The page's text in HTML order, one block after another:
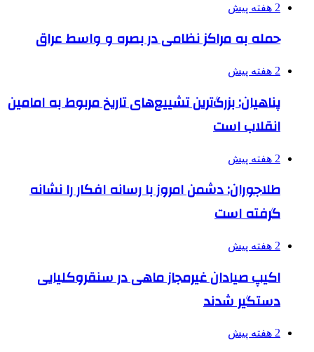
2 هفته پیش
حمله به مراکز نظامی در بصره و واسط عراق
2 هفته پیش
پناهیان: بزرگ‌ترین تشییع‌های تاریخ مربوط به امامین
انقلاب است
2 هفته پیش
طلاجوران: دشمن امروز با رسانه افکار را نشانه
گرفته است
2 هفته پیش
اکیپ صیادان غیرمجاز ماهی در سنقروکلیایی
دستگیر شدند
2 هفته پیش